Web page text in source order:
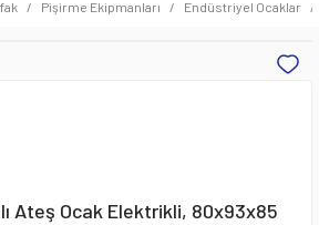
Pişirme Ekipmanları Endüstriyel Ocaklar
Ateş Ocak Elektrikli, 80x93x85